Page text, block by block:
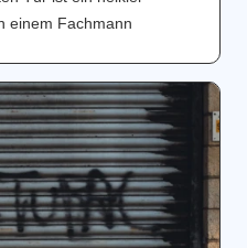
einem Fachmann